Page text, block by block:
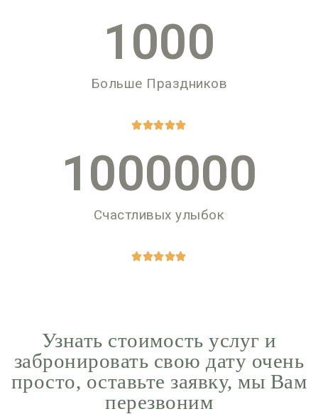
1000
Больше Праздников

1000000
Счастливых улыбок

Узнать стоимость услуг и
забронировать свою дату очень
просто, оставьте заявку, мы Вам
перезвоним